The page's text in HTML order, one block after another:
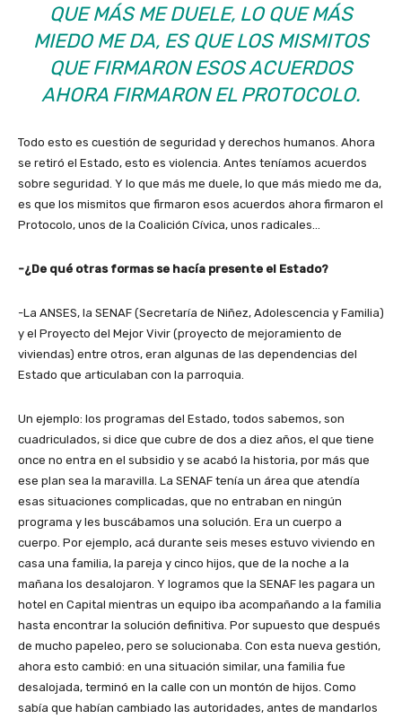
QUE MÁS ME DUELE, LO QUE MÁS
MIEDO ME DA, ES QUE LOS MISMITOS
QUE FIRMARON ESOS ACUERDOS
AHORA FIRMARON EL PROTOCOLO.
Todo esto es cuestión de seguridad y derechos humanos. Ahora
se retiró el Estado, esto es violencia. Antes teníamos acuerdos
sobre seguridad. Y lo que más me duele, lo que más miedo me da,
es que los mismitos que firmaron esos acuerdos ahora firmaron el
Protocolo, unos de la Coalición Cívica, unos radicales…
-¿De qué otras formas se hacía presente el Estado?
-La ANSES, la SENAF (Secretaría de Niñez, Adolescencia y Familia)
y el Proyecto del Mejor Vivir (proyecto de mejoramiento de
viviendas) entre otros, eran algunas de las dependencias del
Estado que articulaban con la parroquia.
Un ejemplo: los programas del Estado, todos sabemos, son
cuadriculados, si dice que cubre de dos a diez años, el que tiene
once no entra en el subsidio y se acabó la historia, por más que
ese plan sea la maravilla. La SENAF tenía un área que atendía
esas situaciones complicadas, que no entraban en ningún
programa y les buscábamos una solución. Era un cuerpo a
cuerpo. Por ejemplo, acá durante seis meses estuvo viviendo en
casa una familia, la pareja y cinco hijos, que de la noche a la
mañana los desalojaron. Y logramos que la SENAF les pagara un
hotel en Capital mientras un equipo iba acompañando a la familia
hasta encontrar la solución definitiva. Por supuesto que después
de mucho papeleo, pero se solucionaba. Con esta nueva gestión,
ahora esto cambió: en una situación similar, una familia fue
desalojada, terminó en la calle con un montón de hijos. Como
sabía que habían cambiado las autoridades, antes de mandarlos